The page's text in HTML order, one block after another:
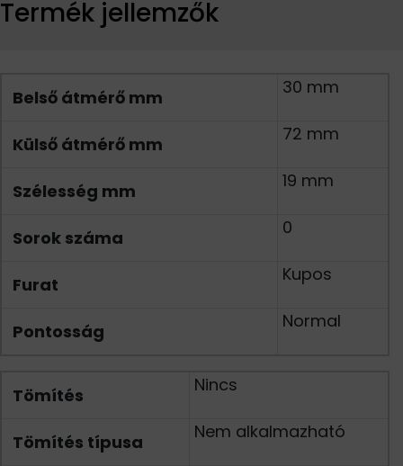
Termék jellemzők
Belső átmérő mm 30 mm
Külső átmérő mm 72 mm
Szélesség mm 19 mm
Sorok száma 0
Furat Kupos
Pontosság Normal
Tömítés Nincs
Tömítés típusa Nem alkalmazható